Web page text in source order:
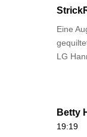
Eine
LG
Betty
19:19